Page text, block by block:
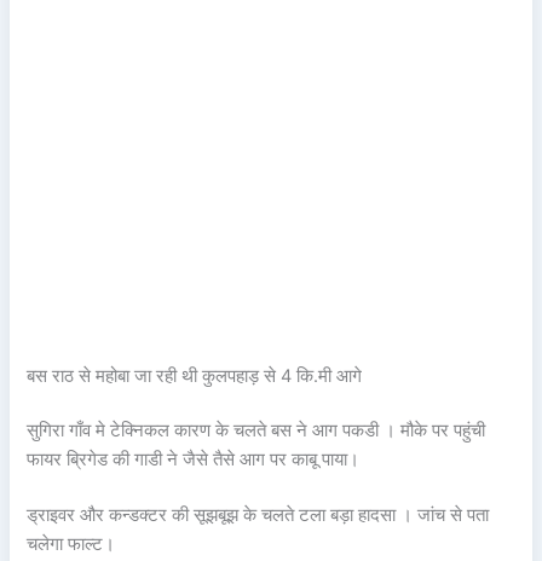
बस राठ से महोबा जा रही थी कुलपहाड़ से 4 कि.मी आगे
सुगिरा गाँव मे टेक्निकल कारण के चलते बस ने आग पकडी । मौके पर पहुंची
फायर ब्रिगेड की गाडी ने जैसे तैसे आग पर काबू पाया।
ड्राइवर और कन्डक्टर की सूझबूझ के चलते टला बड़ा हादसा । जांच से पता
चलेगा फाल्ट।